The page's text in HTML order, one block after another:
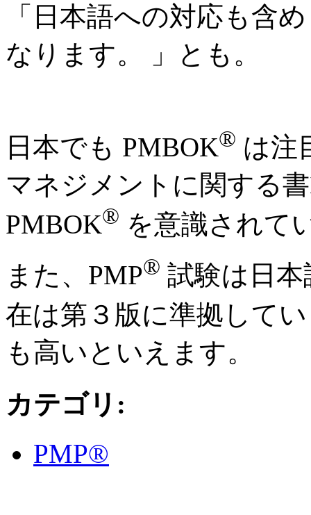
「日本語への対応も含
なります。 」とも。
日本でも PMBOK® は注
マネジメントに関する
PMBOK® を意識されて
また、PMP® 試験は日
在は第３版に準拠して
も高いといえます。
カテゴリ :
PMP®